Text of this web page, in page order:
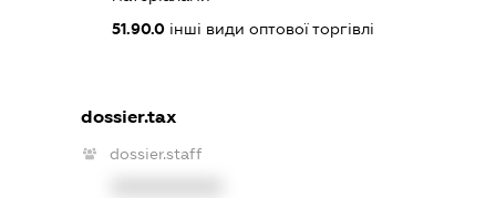
51.90.0 інші види оптової торгівлі
dossier.tax
dossier.staff